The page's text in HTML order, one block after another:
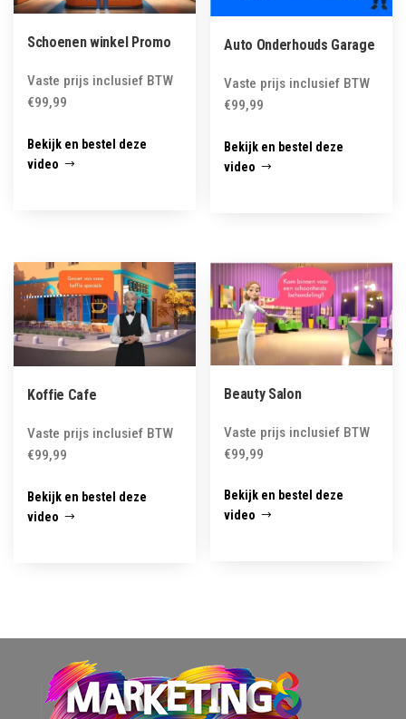
Schoenen winkel Promo
Vaste prijs inclusief BTW
€99,99
Bekijk en bestel deze
video
Auto Onderhouds Garage
Vaste prijs inclusief BTW
€99,99
Bekijk en bestel deze
video
Koffie Cafe
Vaste prijs inclusief BTW
€99,99
Bekijk en bestel deze
video
Beauty Salon
Vaste prijs inclusief BTW
€99,99
Bekijk en bestel deze
video